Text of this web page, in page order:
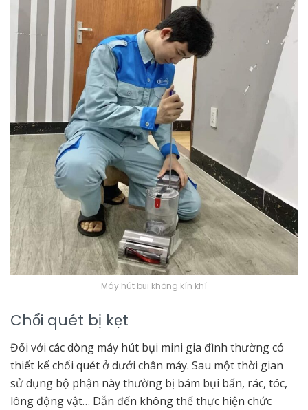
Máy hút bụi không kín khí
Chổi quét bị kẹt
Đối với các dòng máy hút bụi mini gia đình thường có
thiết kế chổi quét ở dưới chân máy. Sau một thời gian
sử dụng bộ phận này thường bị bám bụi bẩn, rác, tóc,
lông động vật… Dẫn đến không thể thực hiện chức